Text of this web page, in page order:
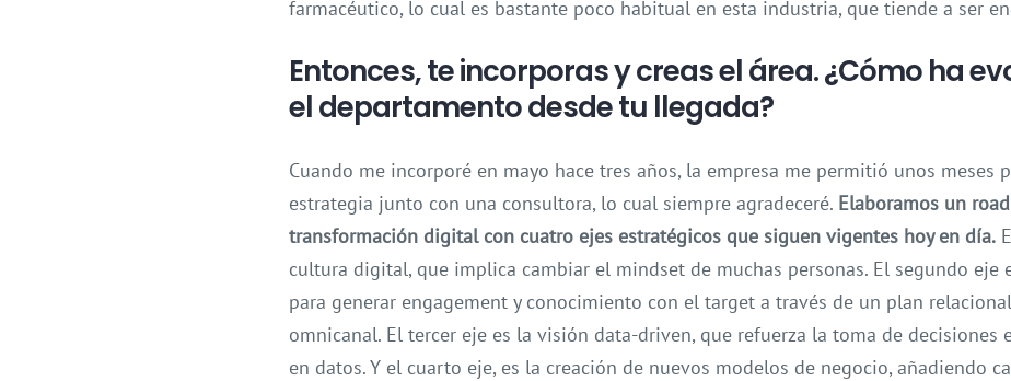
farmacéutico, lo cual es bastante poco habitual en esta industria, que tiende a ser
Entonces, te incorporas y creas el área. ¿Cómo ha
el departamento desde tu llegada?
Cuando me incorporé en mayo hace tres años, la empresa me permitió unos meses
estrategia junto con una consultora, lo cual siempre agradeceré. Elaboramos un
transformación digital con cuatro ejes estratégicos que siguen vigentes hoy en día.
cultura digital, que implica cambiar el mindset de muchas personas. El segundo eje
para generar engagement y conocimiento con el target a través de un plan
omnicanal. El tercer eje es la visión data-driven, que refuerza la toma de decisiones
en datos. Y el cuarto eje, es la creación de nuevos modelos de negocio, añadiendo